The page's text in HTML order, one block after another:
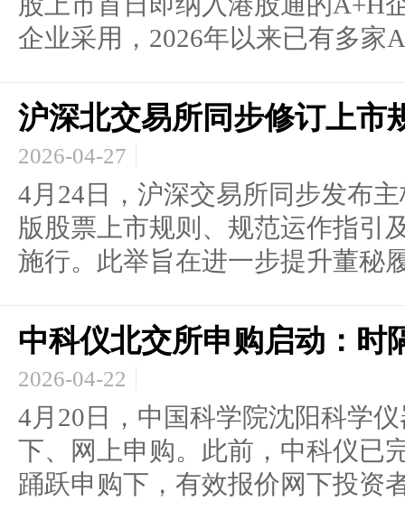
企业采用，2026年以来已有多家
沪深北交易所同步修订上市
2026-04-27
4月24日，沪深交易所同步发布
版股票上市规则、规范运作指引
施行。此举旨在进一步提升董秘
中科仪北交所申购启动：时
2026-04-22
4月20日，中国科学院沈阳科学
下、网上申购。此前，中科仪已
踊跃申购下，有效报价网下投资